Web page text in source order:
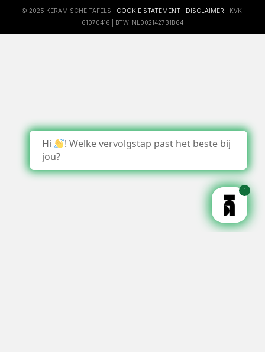
© 2025 KERAMISCHE TAFELS | COOKIE STATEMENT DISCLAIMER | KVK:
61070416 | BTW: NL002142731B64
Hi
! Welke vervolgstap past het beste bij
jou?
1